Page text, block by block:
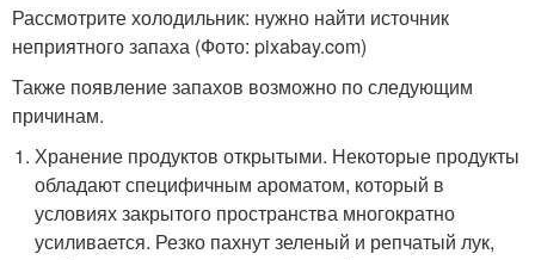
Рассмотрите холодильник: нужно найти источник
неприятного запаха (Фото: pixabay.com)
Также появление запахов возможно по следующим
причинам.
Хранение продуктов открытыми. Некоторые продукты
обладают специфичным ароматом, который в
условиях закрытого пространства многократно
усиливается. Резко пахнут зеленый и репчатый лук,